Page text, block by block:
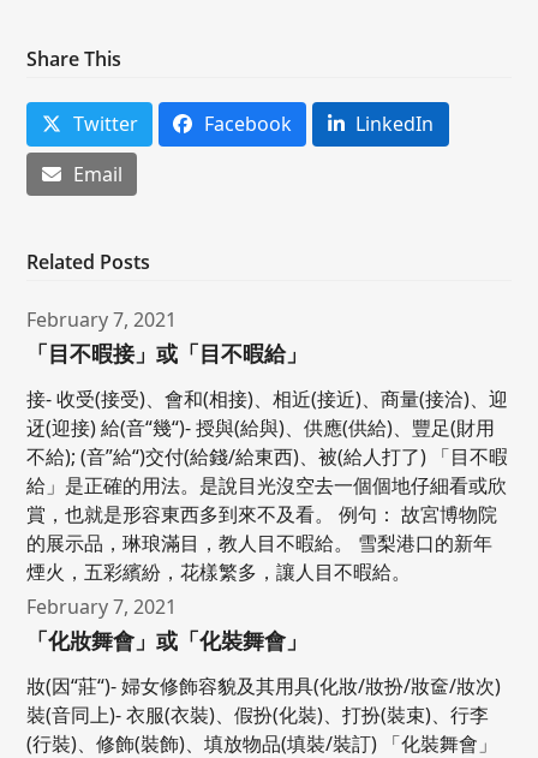
Share This
Twitter Facebook
LinkedIn
Email
Related Posts
February 7, 2021
「目不暇接」或「目不暇給」
接- 收受(接受)、會和(相接)、相近(接近)、商量(接洽)、迎
迓(迎接) 給(音“幾“)- 授與(給與)、供應(供給)、豐足(財用
不給); (音”給“)交付(給錢/給東西)、被(給人打了) 「目不暇
給」是正確的用法。是說目光沒空去一個個地仔細看或欣
賞，也就是形容東西多到來不及看。 例句： 故宮博物院
的展示品，琳琅滿目，教人目不暇給。 雪梨港口的新年
煙火，五彩繽紛，花樣繁多，讓人目不暇給。
February 7, 2021
「化妝舞會」或「化裝舞會」
妝(因“莊“)- 婦女修飾容貌及其用具(化妝/妝扮/妝奩/妝次)
裝(音同上)- 衣服(衣裝)、假扮(化裝)、打扮(裝束)、行李
(行裝)、修飾(裝飾)、填放物品(填裝/裝訂) 「化裝舞會」